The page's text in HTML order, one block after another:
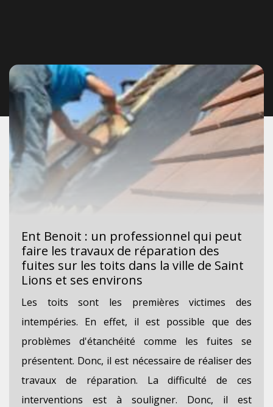
Ent Benoit : un professionnel qui peut
faire les travaux de réparation des
fuites sur les toits dans la ville de Saint
Lions et ses environs
Les toits sont les premières victimes des
intempéries. En effet, il est possible que des
problèmes d'étanchéité comme les fuites se
présentent. Donc, il est nécessaire de réaliser des
travaux de réparation. La difficulté de ces
interventions est à souligner. Donc, il est